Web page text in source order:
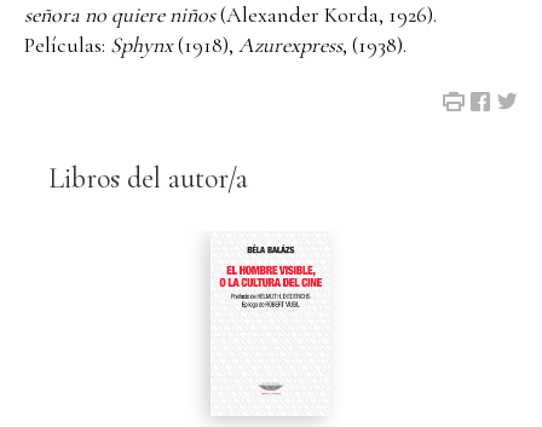
señora no quiere niños(Alexander Korda, 1926).
Películas: Sphynx(1918), Azurexpress, (1938).
Libros del autor/a